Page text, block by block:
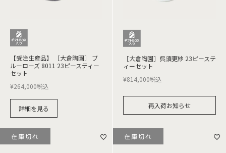
【受注生産品】 ［大倉陶園］ ブ
ルーローズ 8011 23ピースティー
セット
¥264,000税込
詳細を見る
［大倉陶園］呉須更紗 23ピーステ
ィーセット
¥814,000税込
再入荷お知らせ
在庫切れ 在庫切れ